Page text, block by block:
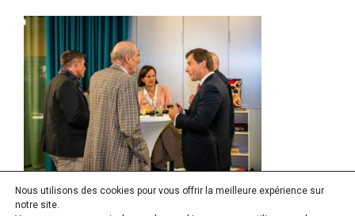
Nous utilisons des cookies pour vous offrir la meilleure expérience sur
notre site.